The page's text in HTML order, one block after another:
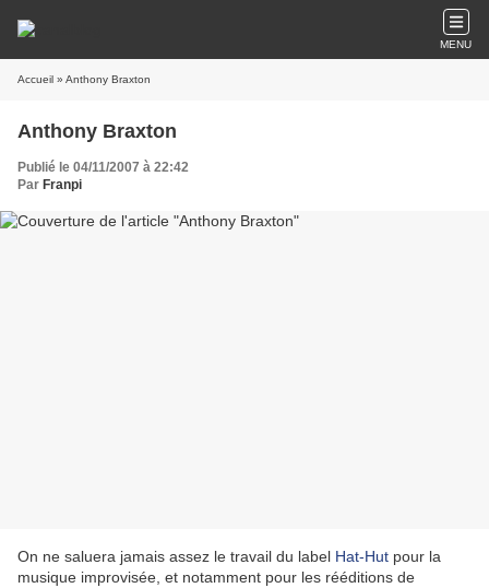
MENU
Accueil » Anthony Braxton
Anthony Braxton
Publié le 04/11/2007 à 22:42
Par Franpi
On ne saluera jamais assez le travail du label Hat-Hut pour la
musique improvisée, et notamment pour les rééditions de